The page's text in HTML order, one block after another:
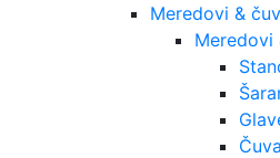
Meredovi &
Meredovi